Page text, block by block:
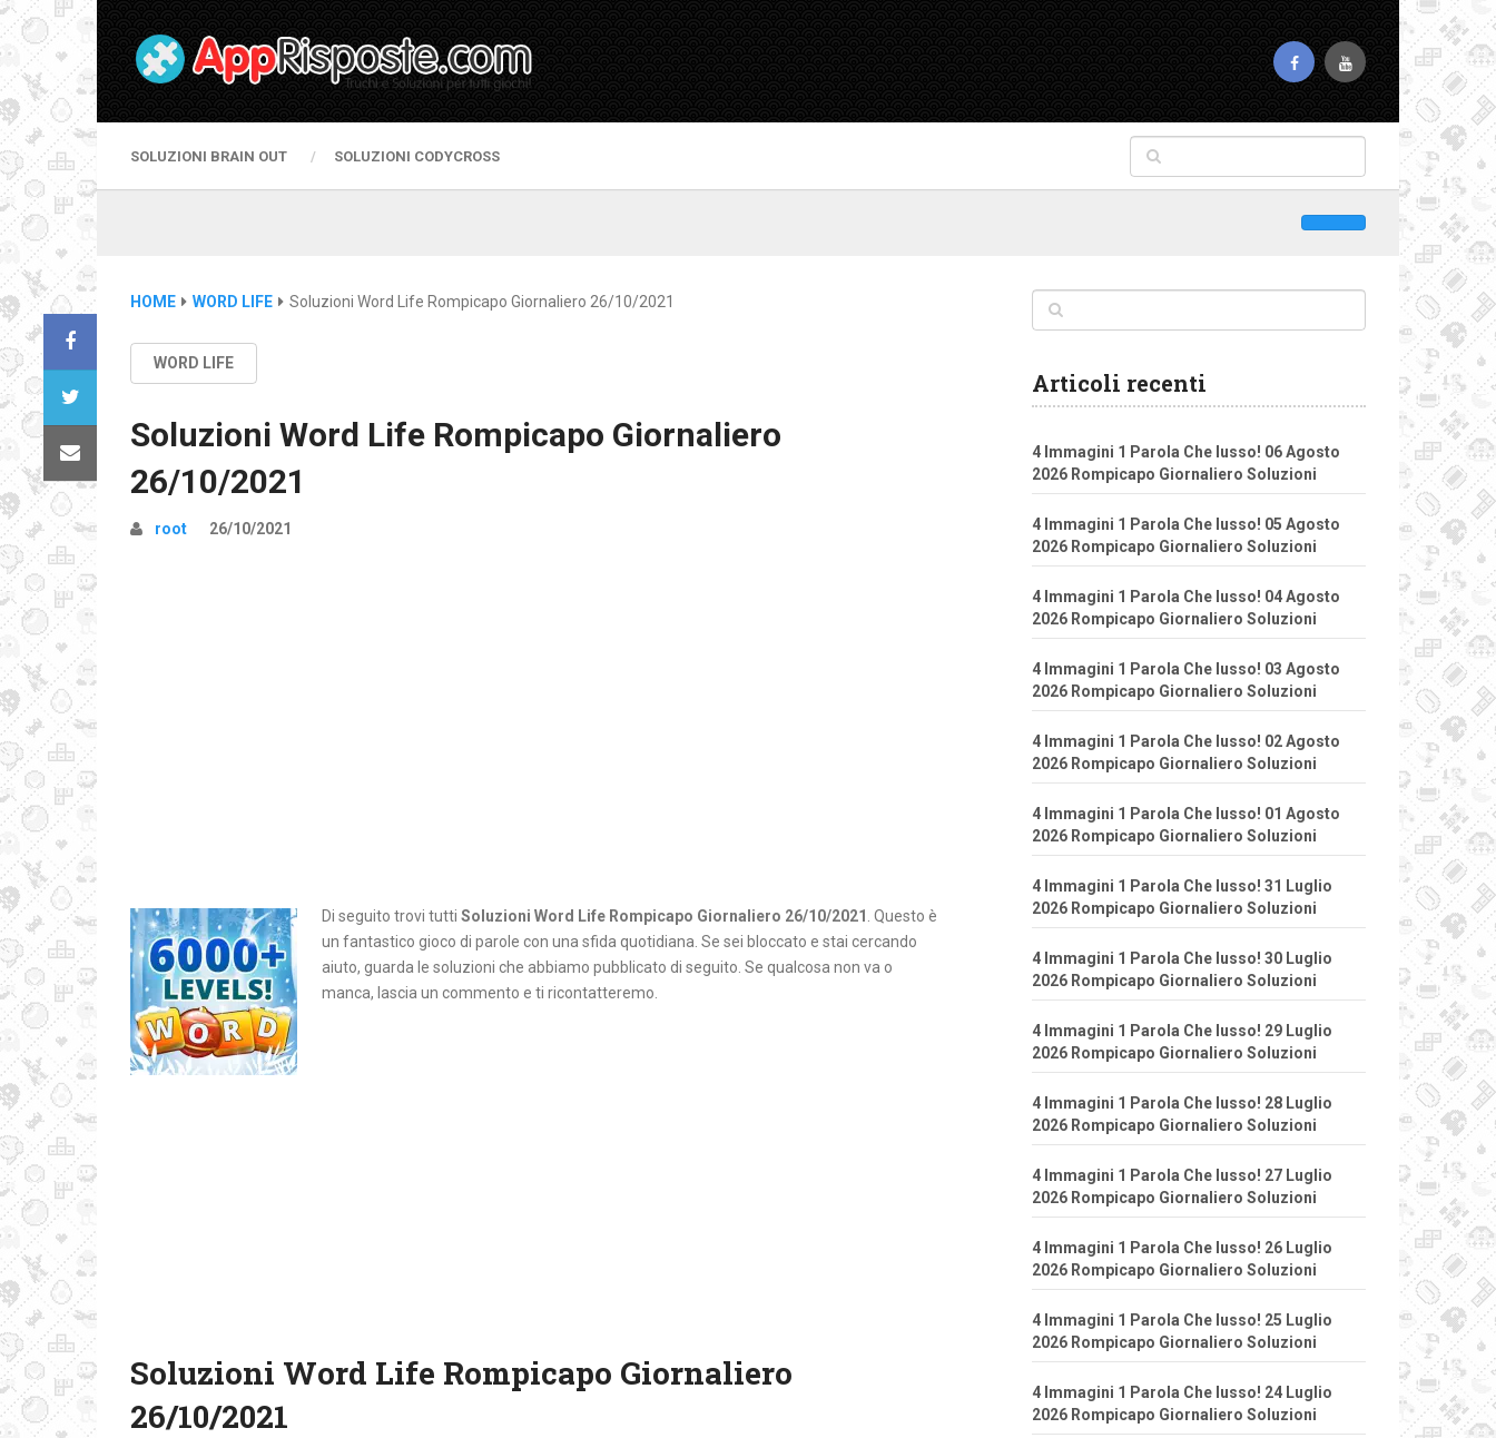
SOLUZIONI BRAIN OUT SOLUZIONI CODYCROSS
HOME WORD LIFE Soluzioni Word Life Rompicapo Giornaliero 26/10/2021
WORD LIFE
Soluzioni Word Life Rompicapo Giornaliero
26/10/2021
root 26/10/2021
Di seguito trovi tutti Soluzioni Word Life Rompicapo Giornaliero 26/10/2021 . Questo è
un fantastico gioco di parole con una sfida quotidiana. Se sei bloccato e stai cercando
aiuto, guarda le soluzioni che abbiamo pubblicato di seguito. Se qualcosa non va o
manca, lascia un commento e ti ricontatteremo.
Soluzioni Word Life Rompicapo Giornaliero
26/10/2021
Articoli recenti
4 Immagini 1 Parola Che lusso! 06 Agosto
2026 Rompicapo Giornaliero Soluzioni
4 Immagini 1 Parola Che lusso! 05 Agosto
2026 Rompicapo Giornaliero Soluzioni
4 Immagini 1 Parola Che lusso! 04 Agosto
2026 Rompicapo Giornaliero Soluzioni
4 Immagini 1 Parola Che lusso! 03 Agosto
2026 Rompicapo Giornaliero Soluzioni
4 Immagini 1 Parola Che lusso! 02 Agosto
2026 Rompicapo Giornaliero Soluzioni
4 Immagini 1 Parola Che lusso! 01 Agosto
2026 Rompicapo Giornaliero Soluzioni
4 Immagini 1 Parola Che lusso! 31 Luglio
2026 Rompicapo Giornaliero Soluzioni
4 Immagini 1 Parola Che lusso! 30 Luglio
2026 Rompicapo Giornaliero Soluzioni
4 Immagini 1 Parola Che lusso! 29 Luglio
2026 Rompicapo Giornaliero Soluzioni
4 Immagini 1 Parola Che lusso! 28 Luglio
2026 Rompicapo Giornaliero Soluzioni
4 Immagini 1 Parola Che lusso! 27 Luglio
2026 Rompicapo Giornaliero Soluzioni
4 Immagini 1 Parola Che lusso! 26 Luglio
2026 Rompicapo Giornaliero Soluzioni
4 Immagini 1 Parola Che lusso! 25 Luglio
2026 Rompicapo Giornaliero Soluzioni
4 Immagini 1 Parola Che lusso! 24 Luglio
2026 Rompicapo Giornaliero Soluzioni